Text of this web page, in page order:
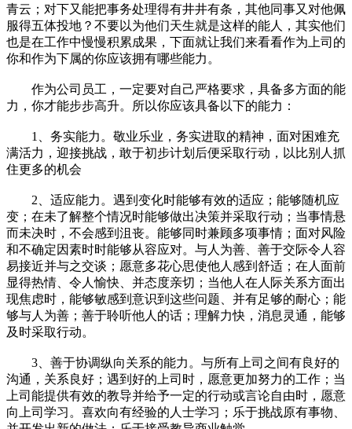
青云；对下又能把事务处理得有井井有条，其他同事又对他佩
服得五体投地？不要以为他们天生就是这样的能人，其实他们
也是在工作中慢慢积累成果，下面就让我们来看看作为上司的
你和作为下属的你应该拥有哪些能力。
作为公司员工，一定要对自己严格要求，具备多方面的能
力，你才能步步高升。所以你应该具备以下的能力：
1、务实能力。敬业乐业，务实进取的精神，面对困难充
满活力，迎接挑战，敢于初步计划后便采取行动，以比别人抓
住更多的机会
2、适应能力。遇到变化时能够有效的适应；能够随机应
变；在未了解整个情况时能够做出决策并采取行动；当事情悬
而未决时，不会感到沮丧。能够同时兼顾多项事情；面对风险
和不确定因素时时能够从容应对。与人为善、善于交际令人容
易接近并与之交谈；愿意多花心思使他人感到舒适；在人面前
显得热情、令人愉快、并态度亲切；当他人在人际关系方面出
现焦虑时，能够敏感到意识到这些问题、并有足够的耐心；能
够与人为善；善于聆听他人的话；理解力快，消息灵通，能够
及时采取行动。
3、善于协调纵向关系的能力。与所有上司之间有良好的
沟通，关系良好；遇到好的上司时，愿意更加努力的工作；当
上司能提供有效的教导并给予一定的行动或言论自由时，愿意
向上司学习。喜欢向有经验的人士学习；乐于挑战原有事物、